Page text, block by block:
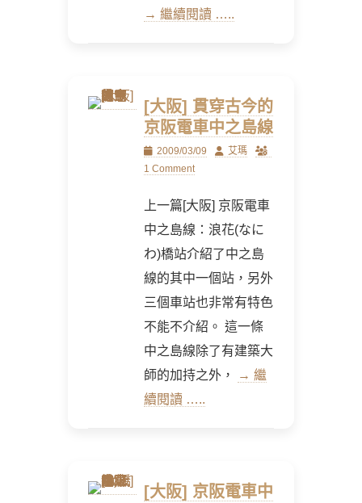
→ 繼續閱讀 …..
[大阪] 貫穿古今的
京阪電車中之島線
Posted
on
2009/03/09 Author
艾瑪
1 Comment
上一篇[大阪] 京阪電車
中之島線：浪花(なに
わ)橋站介紹了中之島
線的其中一個站，另外
三個車站也非常有特色
不能不介紹。 這一條
中之島線除了有建築大
師的加持之外，
→ 繼
續閱讀 …..
[大阪] 京阪電車中